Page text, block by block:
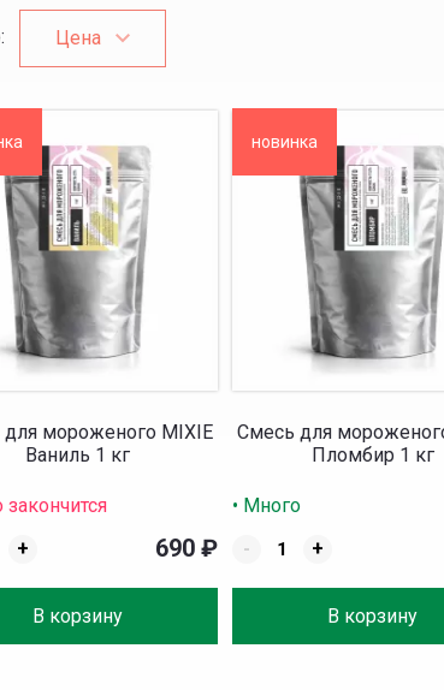
: Цена
мороженого MIXIE
Ваниль 1 кг
закончится
+
В корзину
690₽
новинка
Смесь для
Пломбир 1 кг
• Много
-
+
В корзину